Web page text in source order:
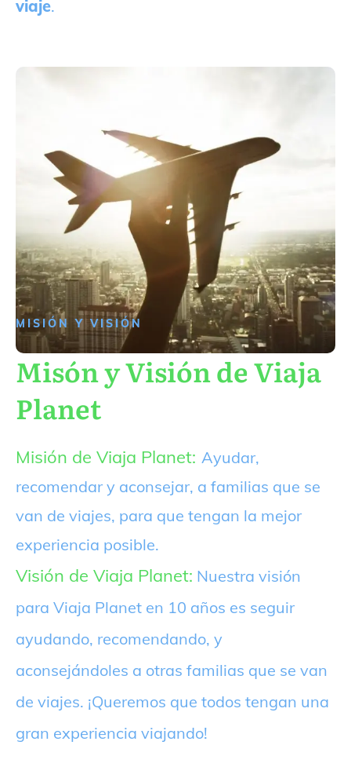
viaje.
MISIÓN Y VISIÓN
Misón y Visión de Viaja
Planet
Misión de Viaja Planet: Ayudar,
recomendar y aconsejar, a familias que se
van de viajes, para que tengan la mejor
experiencia posible.
Visión de Viaja Planet: Nuestra visión
para Viaja Planet en 10 años es seguir
ayudando, recomendando, y
aconsejándoles a otras familias que se van
de viajes. ¡Queremos que todos tengan una
gran experiencia viajando!